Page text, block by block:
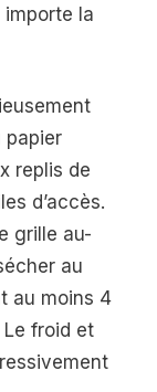
la
papier
replis de
d’accès.
grille au-
au
au moins 4
froid et